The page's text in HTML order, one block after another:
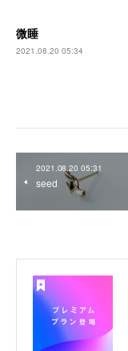
微睡
2021.08.20 05:34
2021.08.20 05:31
seed